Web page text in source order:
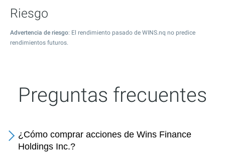
Riesgo
Advertencia de riesgo: El rendimiento pasado de WINS.nq no predice
rendimientos futuros.
Preguntas frecuentes
¿Cómo comprar acciones de Wins Finance
Holdings Inc.?